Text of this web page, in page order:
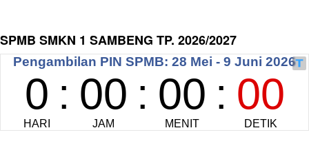
SPMB SMKN 1 SAMBENG TP. 2026/2027